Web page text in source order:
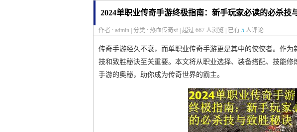
2024单职业传奇手游终极指南：新手玩家必读的必杀技
作者 : admin | 分类 : 热血传奇sf | 超过 667 人浏览 | 已有 5 人评论
传奇手游经久不衰，而单职业传奇手游更是其中的佼佼者。作
技和致胜秘诀至关重要。本文将从职业选择、装备搭配、技能
手游的奥秘，助你成为传奇世界的霸主。